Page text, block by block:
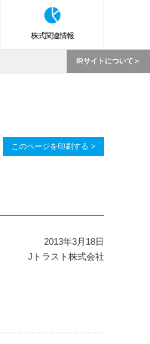
株式関連情報
IRサイトについて
このページを印刷する >
2013年3月18日
Jトラスト株式会社